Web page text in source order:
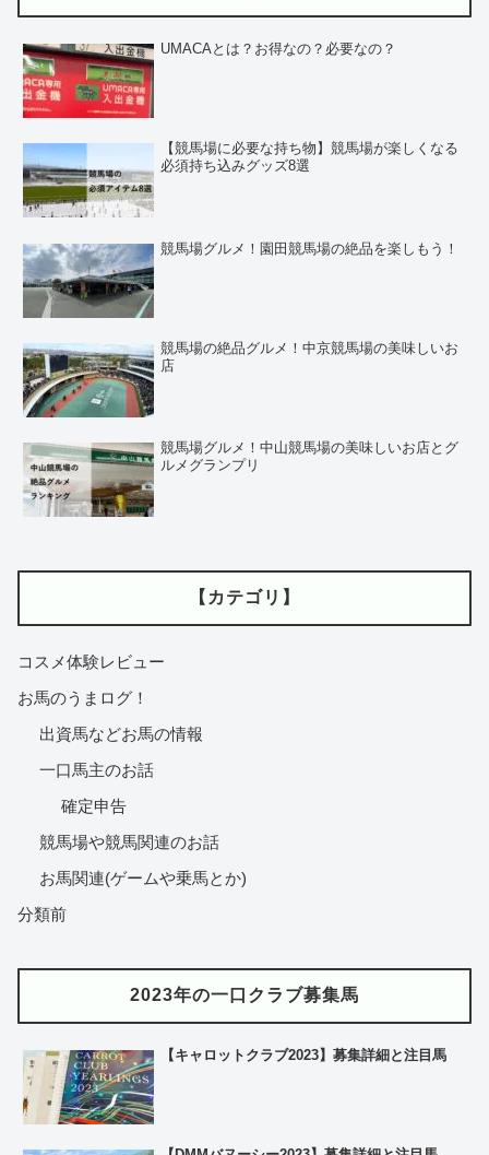
UMACAとは？お得なの？必要なの？
【競馬場に必要な持ち物】競馬場が楽しくなる
必須持ち込みグッズ8選
競馬場グルメ！園田競馬場の絶品を楽しもう！
競馬場の絶品グルメ！中京競馬場の美味しいお
店
競馬場グルメ！中山競馬場の美味しいお店とグ
ルメグランプリ
【カテゴリ】
コスメ体験レビュー
お馬のうまログ！
出資馬などお馬の情報
一口馬主のお話
確定申告
競馬場や競馬関連のお話
お馬関連(ゲームや乗馬とか)
分類前
2023年の一口クラブ募集馬
【キャロットクラブ2023】募集詳細と注目馬